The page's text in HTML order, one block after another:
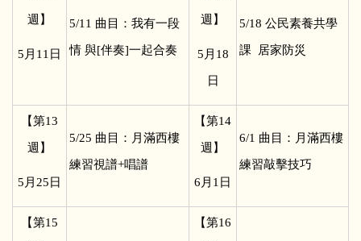
週】
5 月11日
5/11 曲目：我有一段
情 與[伴奏]一起合奏
週】
5 月18
日
5/18 公民素養共學
課 居家防災
【第13
週】
5 月25日
5/25 曲目：月滿西樓
練習視譜+唱譜
【第14
週】
6 月1日
6/1 曲目：月滿西樓
練習敲擊技巧
【第15 【第16